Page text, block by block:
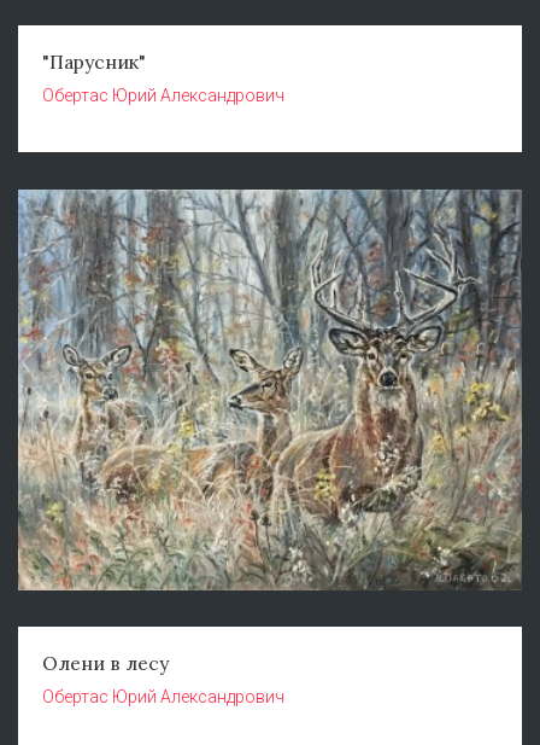
"Парусник"
Обертас Юрий Александрович
Олени в лесу
Обертас Юрий Александрович